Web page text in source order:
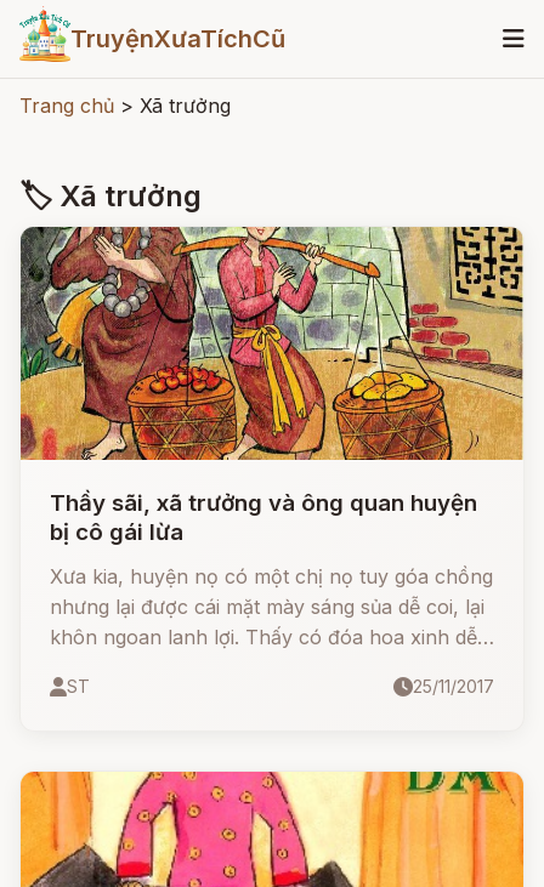
TruyệnXưaTíchCũ
Trang chủ > Xã trưởng
🏷 Xã trưởng
Thầy sãi, xã trưởng và ông quan huyện
bị cô gái lừa
Xưa kia, huyện nọ có một chị nọ tuy góa chồng
nhưng lại được cái mặt mày sáng sủa dễ coi, lại
khôn ngoan lanh lợi. Thấy có đóa hoa xinh dễ
Trong số những người lui tới, có cả một thầy
ST 25/11/2017